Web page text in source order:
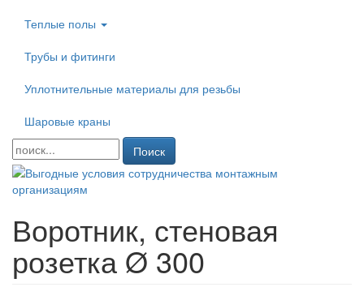
Теплые полы
Трубы и фитинги
Уплотнительные материалы для резьбы
Шаровые краны
Поиск
Воротник, стеновая
розетка Ø 300